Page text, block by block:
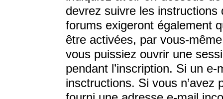
devrez suivre les
forums exigeront également
être activées, par vous-
vous puissiez ouvrir une
pendant l’inscription. Si un
insctructions. Si vous n’avez